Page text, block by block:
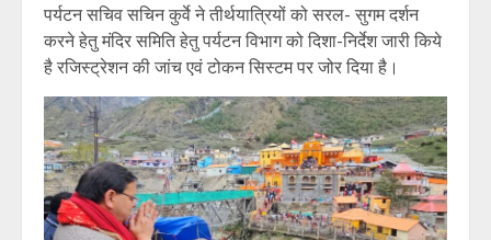
पर्यटन सचिव सचिन कुर्वे ने तीर्थयात्रियों को सरल- सुगम दर्शन
करने हेतु मंदिर समिति हेतु पर्यटन विभाग को दिशा-निर्देश जारी किये
है रजिस्ट्रेशन की जांच एवं टोकन सिस्टम पर जोर दिया है।